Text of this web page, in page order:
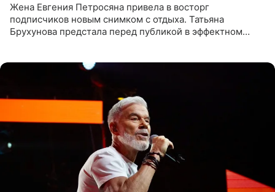
Жена Евгения Петросяна привела в восторг
подписчиков новым снимком с отдыха. Татьяна
Брухунова предстала перед публикой в эффектном